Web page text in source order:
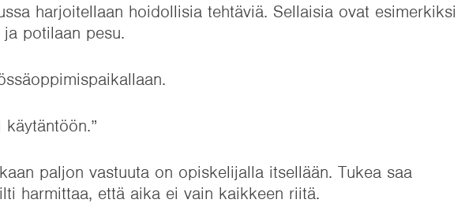
harjoitellaan hoidollisia tehtäviä. Sellaisia ovat esimerkiksi
potilaan pesu.
paljon vastuuta on opiskelijalla itsellään. Tukea saa
harmittaa, että aika ei vain kaikkeen riitä.